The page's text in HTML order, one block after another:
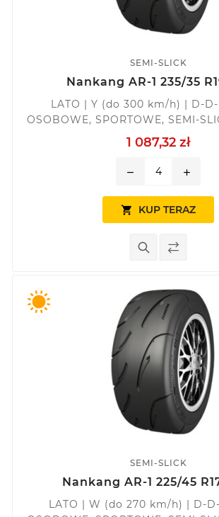
SEMI-SLICK
Nankang AR-1 235/35
LATO | Y (do 300 km/h) | D-
OSOBOWE, SPORTOWE, SEMI-
1 087,32 zł
remove add
 KUP TERAZ
SEMI-SLICK
Nankang AR-1 225/45
LATO | W (do 270 km/h) | D-